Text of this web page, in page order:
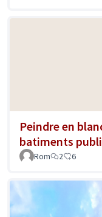
Peindre en
batiments
Rom 2 6